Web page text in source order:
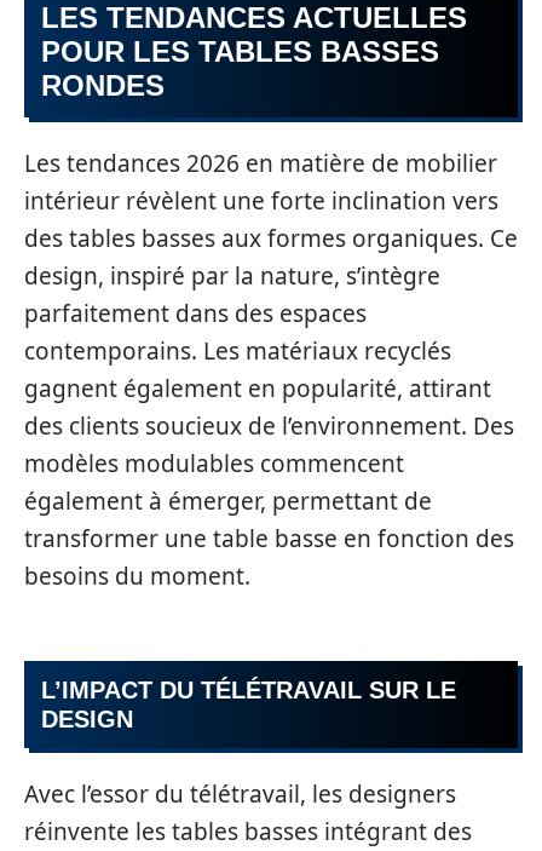
LES TENDANCES ACTUELLES
POUR LES TABLES BASSES
RONDES
Les tendances 2026 en matière de mobilier
intérieur révèlent une forte inclination vers
des tables basses aux formes organiques. Ce
design, inspiré par la nature, s’intègre
parfaitement dans des espaces
contemporains. Les matériaux recyclés
gagnent également en popularité, attirant
des clients soucieux de l’environnement. Des
modèles modulables commencent
également à émerger, permettant de
transformer une table basse en fonction des
besoins du moment.
L’IMPACT DU TÉLÉTRAVAIL SUR LE
DESIGN
Avec l’essor du télétravail, les designers
réinvente les tables basses intégrant des